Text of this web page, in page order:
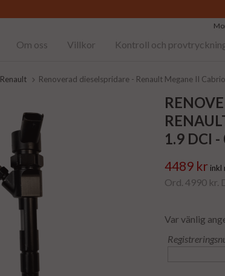
Om oss Villkor Kontroll och
Renault Renoverad dieselspridare - Renault Megane II
1.9 DCI
4489 kr inkl
Ord. 4990 kr.
Var vänlig